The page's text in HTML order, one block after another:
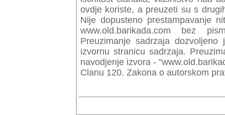
ovdje koriste, a preuzeti su s
Nije dopusteno prestampavanje
www.old.barikada.com bez
Preuzimanje sadrzaja
izvornu stranicu sadrzaja.
navodjenje izvora -
Clanu 120. Zakona o autorskom